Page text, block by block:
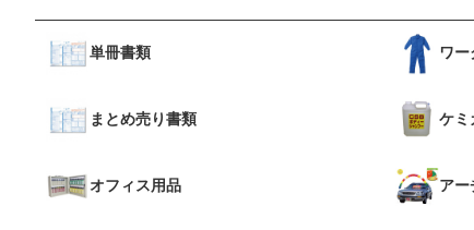
単冊書類
まとめ売り書類
オフィス用品
ワ
ケミ
アー